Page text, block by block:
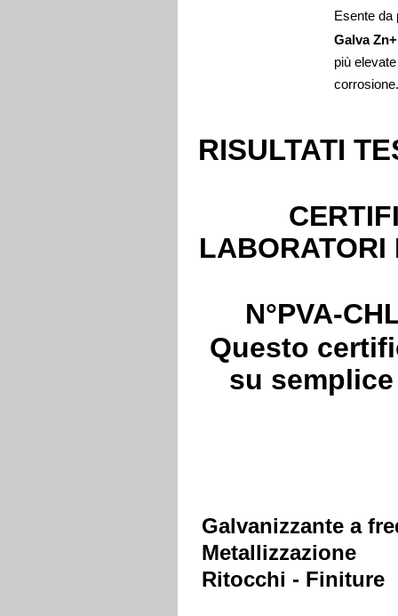
Esente
Galva Zn+
più
corrosione.
RISULTATI
N°PVA-
Questo
su
Galvanizzante a
Metallizzazione
Ritocchi - Finiture